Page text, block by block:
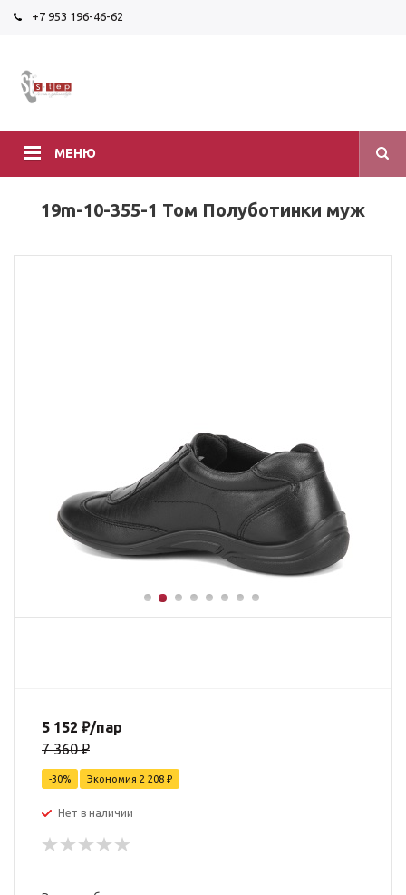
+7 953 196-46-62
МЕНЮ
19m-10-355-1 Том Полуботинки муж
5 152 ₽/пар
7 360₽
-30% Экономия 2 208 ₽
Нет в наличии